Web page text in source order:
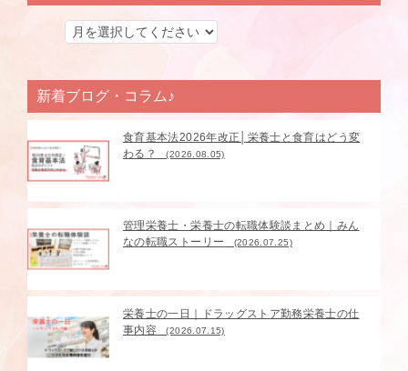
新着ブログ・コラム♪
食育基本法2026年改正│栄養士と食育はどう変
わる？
(2026.08.05)
管理栄養士・栄養士の転職体験談まとめ｜みん
なの転職ストーリー
(2026.07.25)
栄養士の一日｜ドラッグストア勤務栄養士の仕
事内容 (2026.07.15)